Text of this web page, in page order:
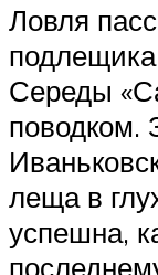
Ловля
Середы
поводком.
леща в
успешна,